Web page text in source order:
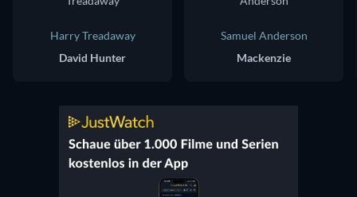
Harry Treadaway
David Hunter
Samuel Anderson
Mackenzie